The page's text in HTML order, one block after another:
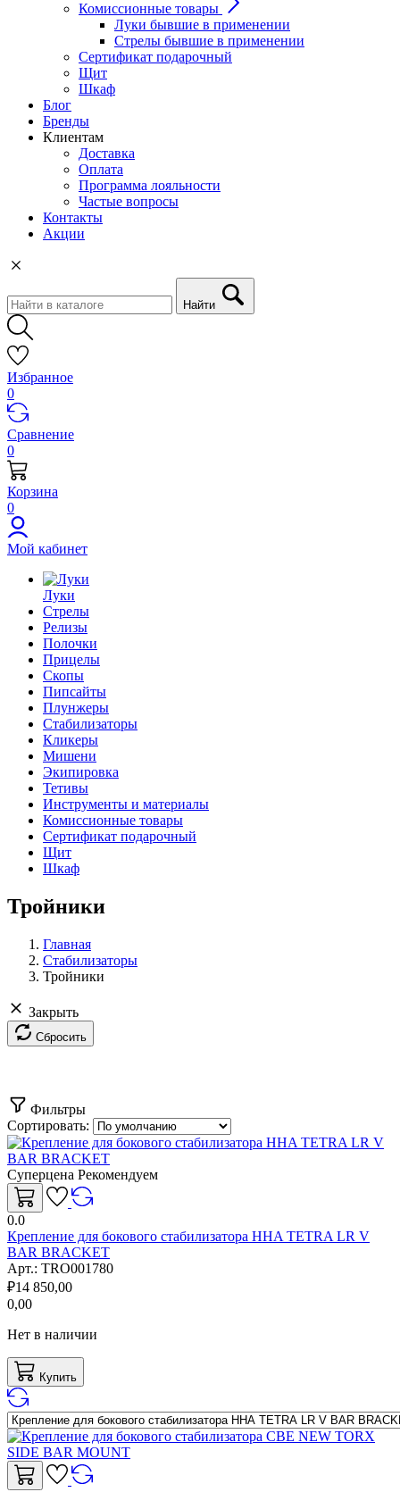
Комиссионные товары
Луки бывшие в применении
Стрелы бывшие в применении
Сертификат подарочный
Щит
Шкаф
Блог
Бренды
Клиентам
Доставка
Оплата
Программа лояльности
Частые вопросы
Контакты
Акции
Найти
Избранное
0
Сравнение
0
Корзина
0
Мой кабинет
Луки
Стрелы
Релизы
Полочки
Прицелы
Скопы
Пипсайты
Плунжеры
Стабилизаторы
Кликеры
Мишени
Экипировка
Тетивы
Инструменты и материалы
Комиссионные товары
Сертификат подарочный
Щит
Шкаф
Тройники
Главная
Стабилизаторы
Тройники
Закрыть
Сбросить
Фильтры
Сортировать:
Суперцена Рекомендуем
0.0
Крепление для бокового стабилизатора HHA TETRA LR V
BAR BRACKET
Арт.: TRO001780
₽14 850,00
0,00
Нет в наличии
Купить